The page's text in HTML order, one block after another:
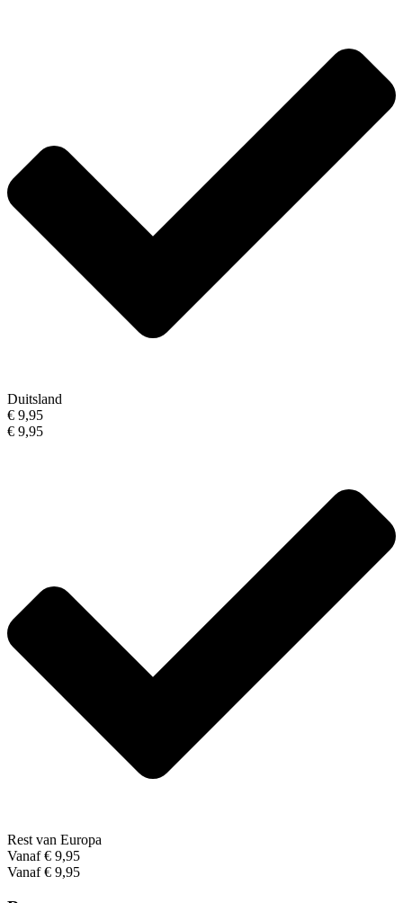
Duitsland
€ 9,95
€ 9,95
Rest van Europa
Vanaf € 9,95
Vanaf € 9,95